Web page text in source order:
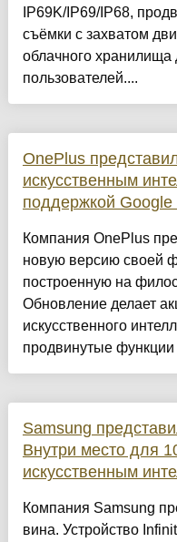
IP69K/IP69/IP68,
съёмки с захватом
облачного хранилища
пользователей....
OnePlus
искусственным
поддержкой Google
Компания OnePlus
новую версию своей
построенную на
Обновление делает
искусственного
продвинутые функции
Samsung
Внутри место для
искусственным
Компания Samsung
вина. Устройство